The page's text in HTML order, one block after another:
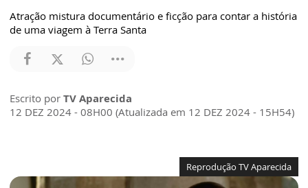
Atração mistura documentário e ficção para contar a história
de uma viagem à Terra Santa
Escrito por TV Aparecida
12 DEZ 2024 - 08H00 (Atualizada em 12 DEZ 2024 - 15H54)
Reprodução TV Aparecida